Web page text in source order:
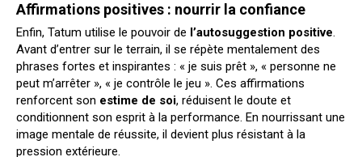
Affirmations positives : nourrir la confiance
Enfin, Tatum utilise le pouvoir de l’autosuggestion positive.
Avant d’entrer sur le terrain, il se répète mentalement des
phrases fortes et inspirantes : « je suis prêt », « personne ne
peut m’arrêter », « je contrôle le jeu ». Ces affirmations
renforcent son estime de soi, réduisent le doute et
conditionnent son esprit à la performance. En nourrissant une
image mentale de réussite, il devient plus résistant à la
pression extérieure.